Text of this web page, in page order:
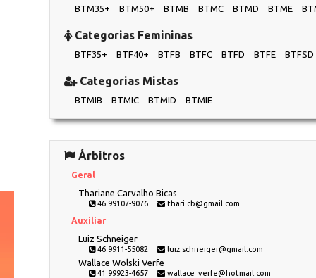
BTM35+ BTM50+ BTMB BTMC BTMD BTME
Categorias Femininas
BTF35+ BTF40+ BTFB BTFC BTFD BTFE BTFSD
Categorias Mistas
BTMIB BTMIC BTMID BTMIE
Árbitros
Geral
Thariane Carvalho Bicas
46 99107-9076 thari.cb@gmail.com
Auxiliar
Luiz Schneiger
46 9911-55082 luiz.schneiger@gmail.com
Wallace Wolski Verfe
41 99923-4657 wallace_verfe@hotmail.com